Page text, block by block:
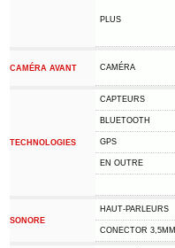
PLUS
CAMÉRA AVANT CAMÉRA
TECHNOLOGIES
CAPTEURS
BLUETOOTH
GPS
EN OUTRE
SONORE
HAUT-PARLEURS
CONECTOR 3,5MM